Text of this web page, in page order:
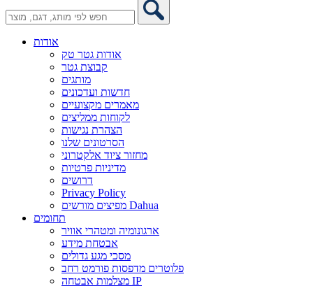
אודות
אודות גטר טק
קבוצת גטר
מותגים
חדשות ועדכונים
מאמרים מקצועיים
לקוחות ממליצים
הצהרת נגישות
הסרטונים שלנו
מחזור ציוד אלקטרוני
מדיניות פרטיות
דרושים
Privacy Policy
מפיצים מורשים Dahua
תחומים
ארגונומיה ומטהרי אוויר
אבטחת מידע
מסכי מגע גדולים
פלוטרים מדפסות פורמט רחב
מצלמות אבטחה IP